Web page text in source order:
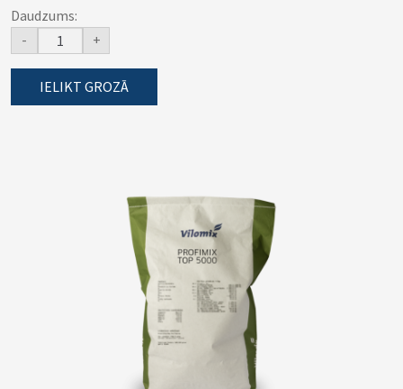
Daudzums:
-
+
IELIKT GROZĀ